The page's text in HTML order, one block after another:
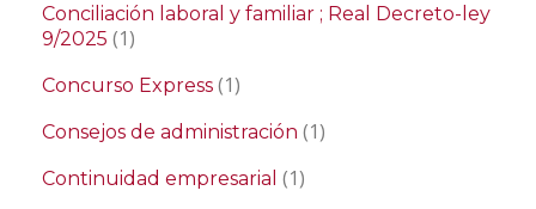
Conciliación laboral y familiar ; Real Decreto-ley
9/2025 (1)
Concurso Express (1)
Consejos de administración (1)
Continuidad empresarial (1)